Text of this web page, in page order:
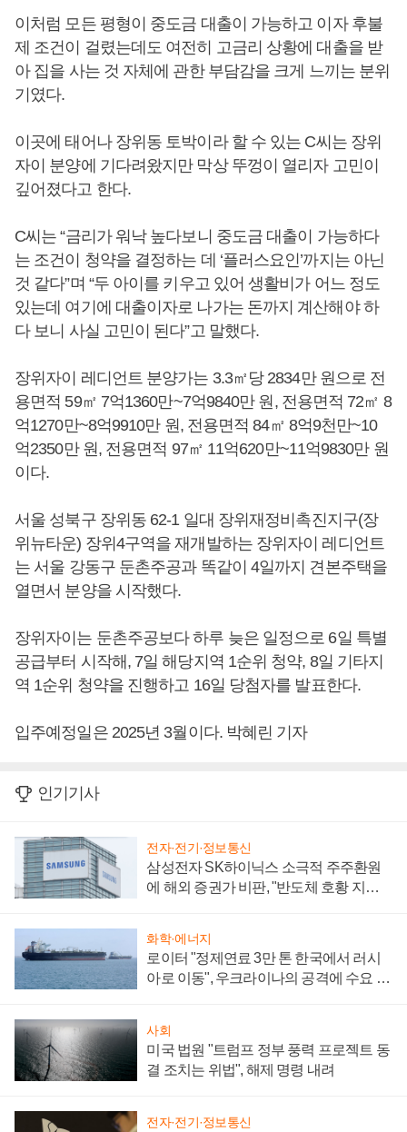
이처럼 모든 평형이 중도금 대출이 가능하고 이자 후불
제 조건이 걸렸는데도 여전히 고금리 상황에 대출을 받
아 집을 사는 것 자체에 관한 부담감을 크게 느끼는 분위
기였다.
이곳에 태어나 장위동 토박이라 할 수 있는 C씨는 장위
자이 분양에 기다려왔지만 막상 뚜껑이 열리자 고민이
깊어졌다고 한다.
C씨는 “금리가 워낙 높다보니 중도금 대출이 가능하다
는 조건이 청약을 결정하는 데 ‘플러스요인’까지는 아닌
것 같다”며 “두 아이를 키우고 있어 생활비가 어느 정도
있는데 여기에 대출이자로 나가는 돈까지 계산해야 하
다 보니 사실 고민이 된다”고 말했다.
장위자이 레디언트 분양가는 3.3㎡당 2834만 원으로 전
용면적 59㎡ 7억1360만~7억9840만 원, 전용면적 72㎡ 8
억1270만~8억9910만 원, 전용면적 84㎡ 8억9천만~10
억2350만 원, 전용면적 97㎡ 11억620만~11억9830만 원
이다.
서울 성북구 장위동 62-1 일대 장위재정비촉진지구(장
위뉴타운) 장위4구역을 재개발하는 장위자이 레디언트
는 서울 강동구 둔촌주공과 똑같이 4일까지 견본주택을
열면서 분양을 시작했다.
장위자이는 둔촌주공보다 하루 늦은 일정으로 6일 특별
공급부터 시작해, 7일 해당지역 1순위 청약, 8일 기타지
역 1순위 청약을 진행하고 16일 당첨자를 발표한다.
입주예정일은 2025년 3월이다. 박혜린 기자
인기기사
전자·전기·정보통신
삼성전자 SK하이닉스 소극적 주주환원
에 해외 증권가 비판, "반도체 호황 지속
화학·에너지
로이터 "정제연료 3만 톤 한국에서 러시
아로 이동", 우크라이나의 공격에 수요 늘
사회
미국 법원 "트럼프 정부 풍력 프로젝트 동
결 조치는 위법", 해제 명령 내려
전자·전기·정보통신